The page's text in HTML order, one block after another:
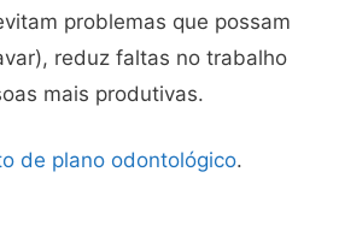
problemas que possam
reduz faltas no trabalho
mais produtivas.
de plano odontológico.